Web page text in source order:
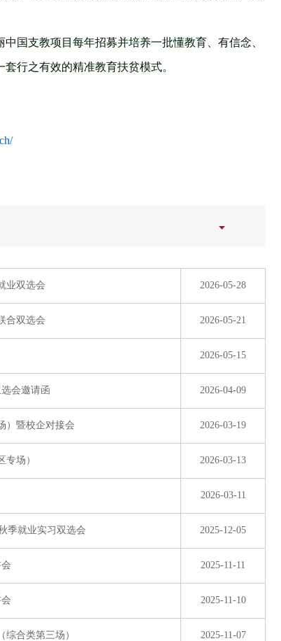
国支教项目每年招募并培养一批懂教育、有信念、
行之有效的精准教育扶贫模式。
业双选会 2026-05-28
合双选会 2026-05-21
2026-05-15
会邀请函 2026-04-09
）暨校企对接会 2026-03-19
场） 2026-03-13
2026-03-11
季就业实习双选会 2025-12-05
2025-11-11
2025-11-10
合类第三场） 2025-11-07